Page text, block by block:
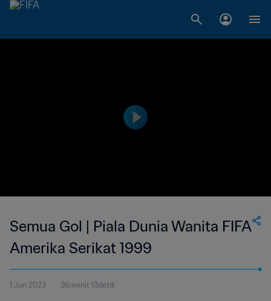
Semua Gol | Piala Dunia Wanita FIFA
Amerika Serikat 1999
1 Jun 2023 36menit 13detik